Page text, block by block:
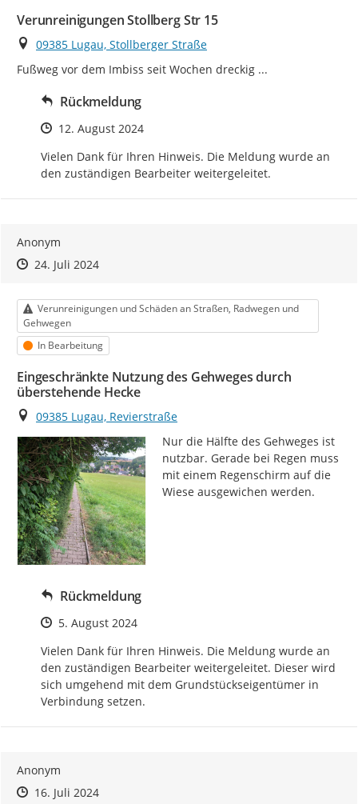
Verunreinigungen Stollberg Str 15
Ort
09385 Lugau, Stollberger Straße
Fußweg vor dem Imbiss seit Wochen dreckig ...
Rückmeldung
Zeitpunkt des Erstellens
12. August 2024
Vielen Dank für Ihren Hinweis. Die Meldung wurde an
den zuständigen Bearbeiter weitergeleitet.
Anonym
Zeitpunkt des Erstellens
Zeitpunkt des Erstellens
24. Juli 2024Zur Äußerung
Kategorie
Verunreinigungen und Schäden an Straßen, Radwegen und
Gehwegen
Status
In Bearbeitung
Eingeschränkte Nutzung des Gehweges durch
überstehende Hecke
Ort
09385 Lugau, Revierstraße
Nur die Hälfte des Gehweges ist
nutzbar. Gerade bei Regen muss
mit einem Regenschirm auf die
Wiese ausgewichen werden.
Rückmeldung
Zeitpunkt des Erstellens
5. August 2024
Vielen Dank für Ihren Hinweis. Die Meldung wurde an
den zuständigen Bearbeiter weitergeleitet. Dieser wird
sich umgehend mit dem Grundstückseigentümer in
Verbindung setzen.
Anonym
Zeitpunkt des Erstellens
Zeitpunkt des Erstellens
16. Juli 2024Zur Äußerung